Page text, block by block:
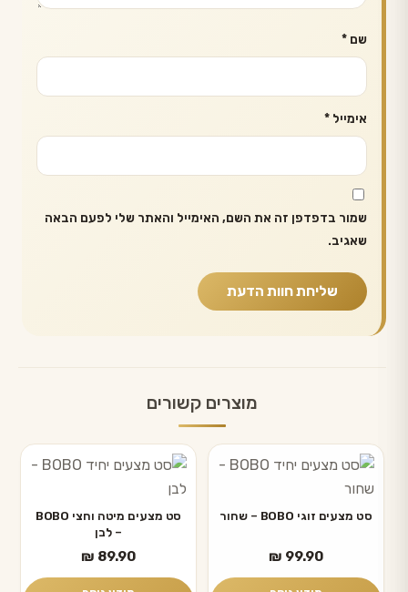
שם *
אימייל *
שמור בדפדפן זה את השם, האימייל והאתר שלי לפעם הבאה
שאגיב.
מוצרים קשורים
סט מצעים זוגי BOBO – שחור
₪ 99.90
סט מצעים מיטה וחצי BOBO
– לבן
₪ 89.90